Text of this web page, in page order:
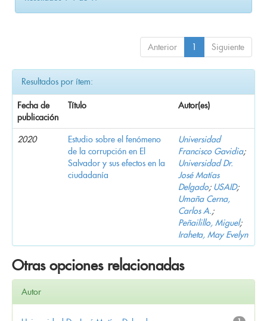
Anterior 1 Siguiente
Resultados por ítem:
Fecha de
publicación
Título Autor(es)
2020
Estudio sobre el fenómeno
de la corrupción en El
Salvador y sus efectos en la
ciudadanía
Universidad
Francisco Gavidia;
Universidad Dr.
José Matías
Delgado; USAID;
Umaña Cerna,
Carlos A.;
Peñailillo, Miguel;
Iraheta, May Evelyn
Otras opciones relacionadas
Autor